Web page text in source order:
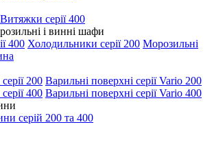
Витяжки серії 400
і винні шафи
400 Холодильники серії 200 Морозильні
200 Варильні поверхні серії Vario 200
400 Варильні поверхні серії Vario 400
серій 200 та 400